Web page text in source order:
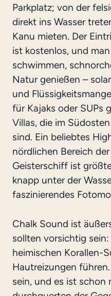
Parkplatz; von der
direkt ins Wasser
Kanu mieten. Der
ist kostenlos, und
schwimmen,
Natur genießen –
und
für Kajaks oder SUPs
Villas, die im
sind. Ein beliebtes
nördlichen Bereich
Geisterschiff ist
knapp unter der
faszinierendes
Chalk Sound ist
sollten vorsichtig
heimischen Korallen-
Hautreizungen
sein, und es ist schon